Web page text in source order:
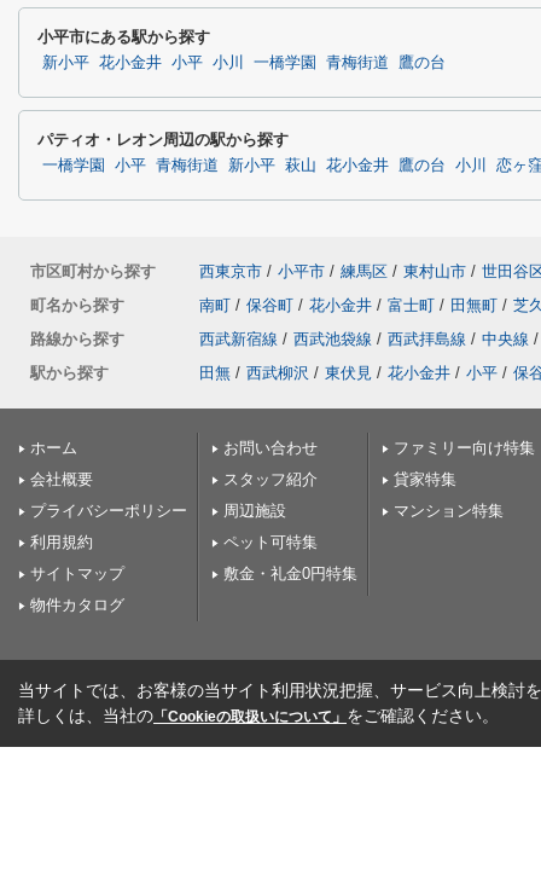
小平市にある駅から探す
新小平 花小金井 小平 小川 一橋学園 青梅街道 鷹の台
パティオ・レオン周辺の駅から探す
一橋学園 小平 青梅街道 新小平 萩山 花小金井 鷹の台 小川 恋ヶ
市区町村から探す 西東京市 / 小平市 / 練馬区 / 東村山市 / 世田谷
町名から探す
南町 / 保谷町 / 花小金井 / 富士町 / 田無町 / 芝
路線から探す
西武新宿線 / 西武池袋線 / 西武拝島線 / 中央線 /
駅から探す
田無 / 西武柳沢 / 東伏見 / 花小金井 / 小平 / 保
ホーム
会社概要
プライバシーポリシー
利用規約
サイトマップ
物件カタログ
お問い合わせ
スタッフ紹介
周辺施設
ペット可特集
敷金・礼金0円特集
ファミリー向け特集
貸家特集
マンション特集
当サイトでは、お客様の当サイト利用状況把握、サービス向上検討
詳しくは、当社の 「Cookieの取扱いについて」 をご確認ください。